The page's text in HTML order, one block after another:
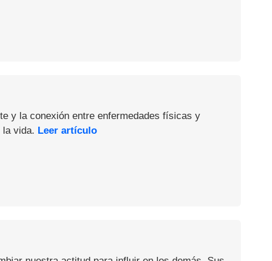
y la conexión entre enfermedades físicas y
la vida. Leer artículo